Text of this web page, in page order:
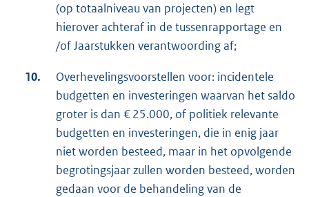
(op totaalniveau van projecten) en legt
hierover achteraf in de tussenrapportage en
/of Jaarstukken verantwoording af;
10.
Overhevelingsvoorstellen voor: incidentele
budgetten en investeringen waarvan het saldo
groter is dan € 25.000, of politiek relevante
budgetten en investeringen, die in enig jaar
niet worden besteed, maar in het opvolgende
begrotingsjaar zullen worden besteed, worden
gedaan voor de behandeling van de